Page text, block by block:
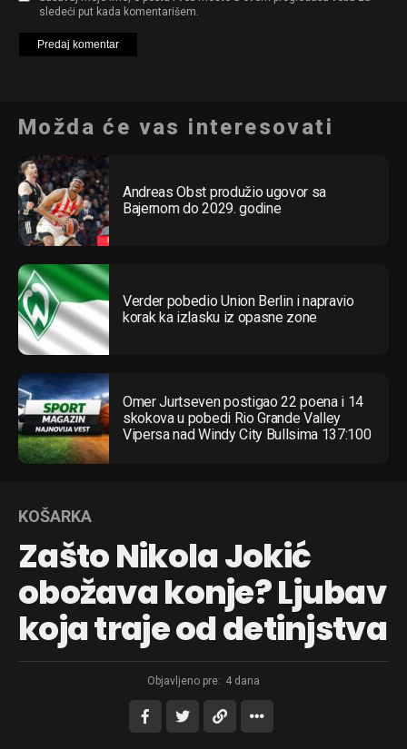
sledeći put kada komentarišem.
Možda će vas interesovati
Andreas Obst produžio ugovor sa
Bajernom do 2029. godine
Verder pobedio Union Berlin i napravio
korak ka izlasku iz opasne zone
Omer Jurtseven postigao 22 poena i 14
skokova u pobedi Rio Grande Valley
Vipersa nad Windy City Bullsima 137:100
KOŠARKA
Zašto Nikola Jokić
obožava konje? Ljubav
koja traje od detinjstva
Objavljeno pre: 4 dana